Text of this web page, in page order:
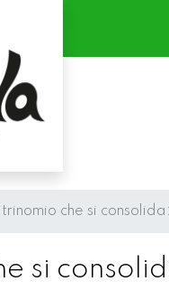
trinomio che si
si